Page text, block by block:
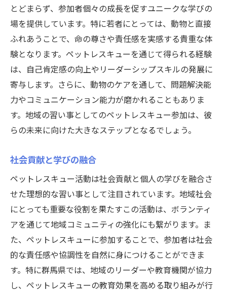
とどまらず、参加者個々の成長を促すユニークな学びの
場を提供しています。特に若者にとっては、動物と直接
ふれあうことで、命の尊さや責任感を実感する貴重な体
験となります。ペットレスキューを通じて得られる経験
は、自己肯定感の向上やリーダーシップスキルの発展に
寄与します。さらに、動物のケアを通して、問題解決能
力やコミュニケーション能力が磨かれることもありま
す。地域の習い事としてのペットレスキュー参加は、彼
らの未来に向けた大きなステップとなるでしょう。
社会貢献と学びの融合
ペットレスキュー活動は社会貢献と個人の学びを融合さ
せた理想的な習い事として注目されています。地域社会
にとっても重要な役割を果たすこの活動は、ボランティ
アを通じて地域コミュニティの強化にも繋がります。ま
た、ペットレスキューに参加することで、参加者は社会
的な責任感や協調性を自然に身につけることができま
す。特に群馬県では、地域のリーダーや教育機関が協力
し、ペットレスキューの教育効果を高める取り組みが行